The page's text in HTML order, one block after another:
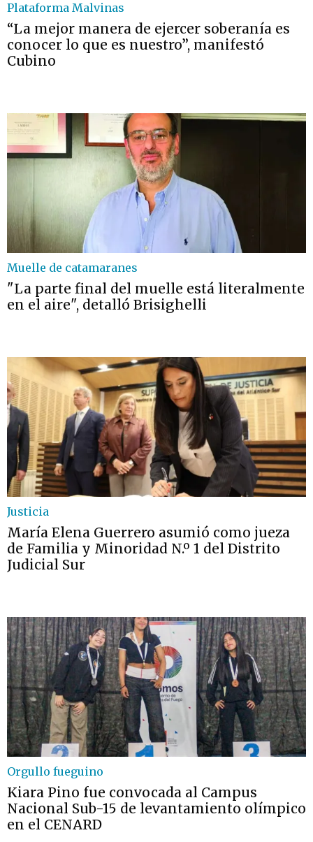
Plataforma Malvinas
“La mejor manera de ejercer soberanía es
conocer lo que es nuestro”, manifestó
Cubino
Muelle de catamaranes
"La parte final del muelle está literalmente
en el aire", detalló Brisighelli
Justicia
María Elena Guerrero asumió como jueza
de Familia y Minoridad N.º 1 del Distrito
Judicial Sur
Orgullo fueguino
Kiara Pino fue convocada al Campus
Nacional Sub-15 de levantamiento olímpico
en el CENARD